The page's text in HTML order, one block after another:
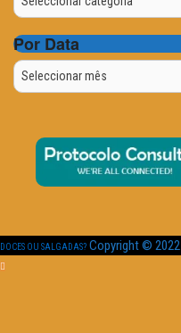
Por Data
Por
Data
DOCES OU SALGADAS? Copyright © 2022